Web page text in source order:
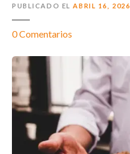
PUBLICADO EL ABRIL 16, 2026
0Comentarios